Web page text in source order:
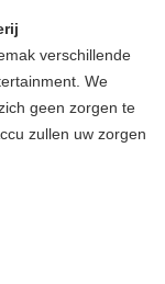
verschillende
We
geen zorgen te
zullen uw zorgen